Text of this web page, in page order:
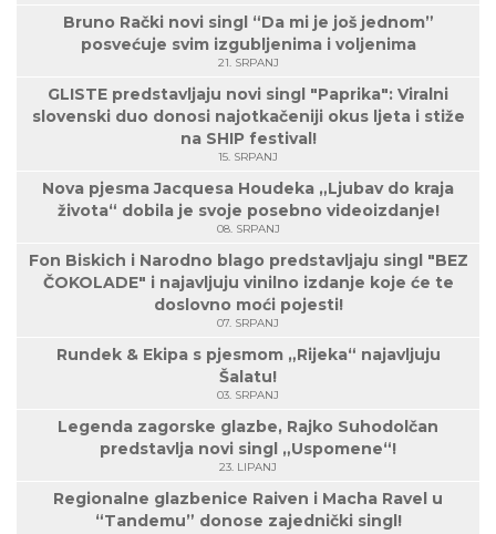
Bruno Rački novi singl “Da mi je još jednom”
posvećuje svim izgubljenima i voljenima
21. SRPANJ
GLISTE predstavljaju novi singl "Paprika": Viralni
slovenski duo donosi najotkačeniji okus ljeta i stiže
na SHIP festival!
15. SRPANJ
Nova pjesma Jacquesa Houdeka „Ljubav do kraja
života“ dobila je svoje posebno videoizdanje!
08. SRPANJ
Fon Biskich i Narodno blago predstavljaju singl "BEZ
ČOKOLADE" i najavljuju vinilno izdanje koje će te
doslovno moći pojesti!
07. SRPANJ
Rundek & Ekipa s pjesmom „Rijeka“ najavljuju
Šalatu!
03. SRPANJ
Legenda zagorske glazbe, Rajko Suhodolčan
predstavlja novi singl „Uspomene“!
23. LIPANJ
Regionalne glazbenice Raiven i Macha Ravel u
“Tandemu” donose zajednički singl!